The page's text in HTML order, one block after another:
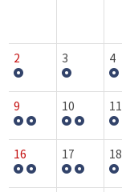
2 3 4
9 10 11
16 17 18